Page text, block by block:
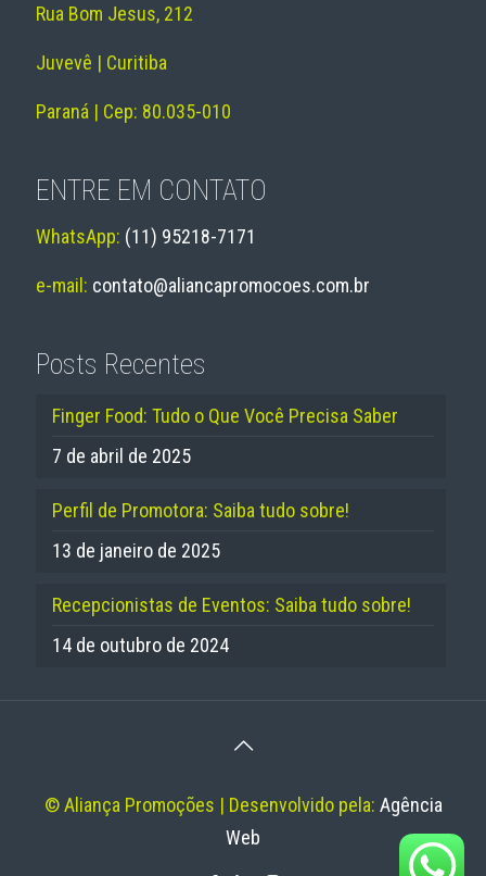
Rua Bom Jesus, 212
Juvevê | Curitiba
Paraná | Cep: 80.035-010
ENTRE EM CONTATO
WhatsApp: (11) 95218-7171
e-mail: contato@aliancapromocoes.com.br
Posts Recentes
Finger Food: Tudo o Que Você Precisa Saber
7 de abril de 2025
Perfil de Promotora: Saiba tudo sobre!
13 de janeiro de 2025
Recepcionistas de Eventos: Saiba tudo sobre!
14 de outubro de 2024
© Aliança Promoções | Desenvolvido pela: Agência
Web